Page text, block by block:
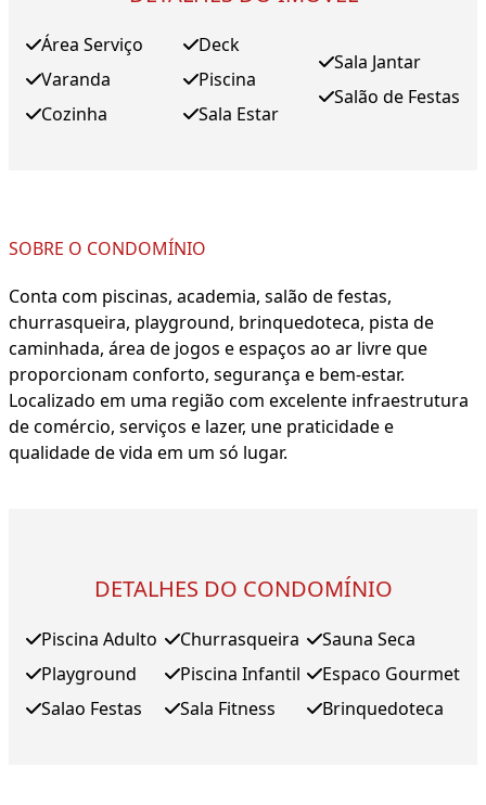
Área Serviço
Varanda
Cozinha
Deck
Piscina
Sala Estar
Sala Jantar
Salão de Festas
SOBRE O CONDOMÍNIO
Conta com piscinas, academia, salão de festas,
churrasqueira, playground, brinquedoteca, pista de
caminhada, área de jogos e espaços ao ar livre que
proporcionam conforto, segurança e bem-estar.
Localizado em uma região com excelente infraestrutura
de comércio, serviços e lazer, une praticidade e
qualidade de vida em um só lugar.
DETALHES DO CONDOMÍNIO
Piscina Adulto
Playground
Salao Festas
Churrasqueira
Piscina Infantil
Sala Fitness
Sauna Seca
Espaco Gourmet
Brinquedoteca